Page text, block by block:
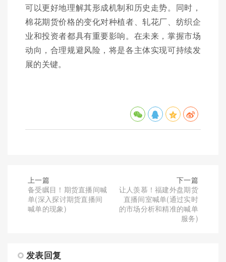
可以更好地理解其形成机制和历史走势。同时，
棉花期货价格的变化对种植者、轧花厂、纺织企
业和投资者都具有重要影响。在未来，掌握市场
动向，合理规避风险，将是各主体实现可持续发
展的关键。
上一篇
备受瞩目！期货直播间喊
单(深入探讨期货直播间
喊单的现象)
下一篇
让人羡慕！福建外盘期货
直播间室喊单(通过实时
的市场分析和精准的喊单
服务)
发表回复